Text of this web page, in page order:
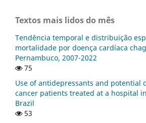
Textos mais lidos do mês
Tendência temporal e distribuição
mortalidade por doença cardíaca
Pernambuco, 2007-2022
75
Use of antidepressants and potential
cancer patients treated at a hospital
Brazil
53